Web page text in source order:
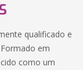
qualificado e
em
como um